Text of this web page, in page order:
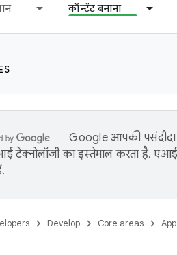
कॉन्टेंट बनाना
Google आपकी
टेक्नोलॉजी का इस्तेमाल करता है. एआई
Develop Core areas